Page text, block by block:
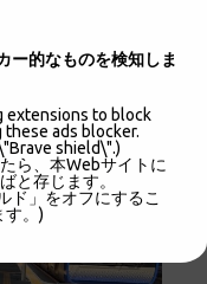
的なものを検知しま
extensions to block
these ads blocker.
shield\".)
ら、本Webサイトに
と存じます。
ド」をオフにするこ
す。)